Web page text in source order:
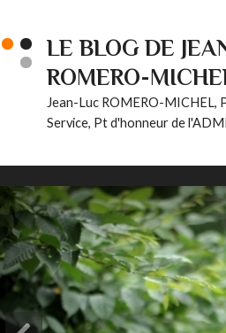
LE BLOG DE
ROMERO-
Jean-Luc ROMERO-MICHEL,
Service, Pt d'honneur de